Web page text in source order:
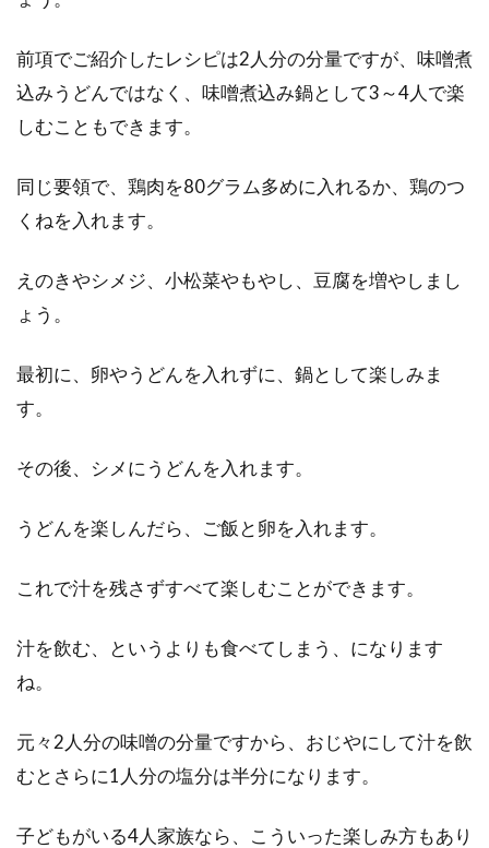
前項でご紹介したレシピは2人分の分量ですが、味噌煮
込みうどんではなく、味噌煮込み鍋として3～4人で楽
しむこともできます。
同じ要領で、鶏肉を80グラム多めに入れるか、鶏のつ
くねを入れます。
えのきやシメジ、小松菜やもやし、豆腐を増やしまし
ょう。
最初に、卵やうどんを入れずに、鍋として楽しみま
す。
その後、シメにうどんを入れます。
うどんを楽しんだら、ご飯と卵を入れます。
これで汁を残さずすべて楽しむことができます。
汁を飲む、というよりも食べてしまう、になります
ね。
元々2人分の味噌の分量ですから、おじやにして汁を飲
むとさらに1人分の塩分は半分になります。
子どもがいる4人家族なら、こういった楽しみ方もあり